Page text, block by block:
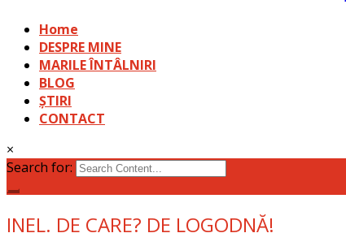
Home
DESPRE MINE
MARILE ÎNTÂLNIRI
BLOG
ȘTIRI
CONTACT
×
Search for:
INEL. DE CARE? DE LOGODNĂ!